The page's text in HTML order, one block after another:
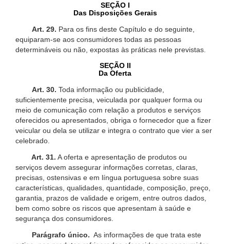
SEÇÃO I
Das Disposições Gerais
Art. 29. Para os fins deste Capítulo e do seguinte,
equiparam-se aos consumidores todas as pessoas
determináveis ou não, expostas às práticas nele previstas.
SEÇÃO II
Da Oferta
Art. 30. Toda informação ou publicidade,
suficientemente precisa, veiculada por qualquer forma ou
meio de comunicação com relação a produtos e serviços
oferecidos ou apresentados, obriga o fornecedor que a fizer
veicular ou dela se utilizar e integra o contrato que vier a ser
celebrado.
Art. 31. A oferta e apresentação de produtos ou
serviços devem assegurar informações corretas, claras,
precisas, ostensivas e em língua portuguesa sobre suas
características, qualidades, quantidade, composição, preço,
garantia, prazos de validade e origem, entre outros dados,
bem como sobre os riscos que apresentam à saúde e
segurança dos consumidores.
Parágrafo único. As informações de que trata este